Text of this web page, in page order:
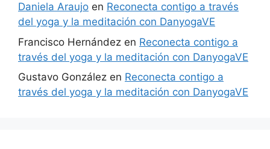
Daniela Araujo en Reconecta contigo a través
del yoga y la meditación con DanyogaVE
Francisco Hernández en Reconecta contigo a
través del yoga y la meditación con DanyogaVE
Gustavo González en Reconecta contigo a
través del yoga y la meditación con DanyogaVE